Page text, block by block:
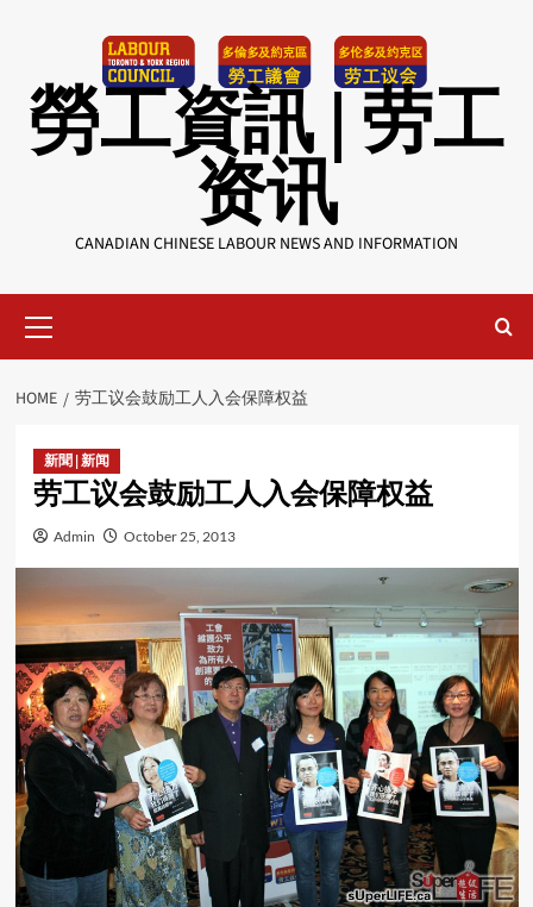
勞工資訊 | 劳工
资讯
CANADIAN CHINESE LABOUR NEWS AND INFORMATION
Menu
HOME 劳工议会鼓励工人入会保障权益
新聞 | 新闻
劳工议会鼓励工人入会保障权益
Admin October 25, 2013